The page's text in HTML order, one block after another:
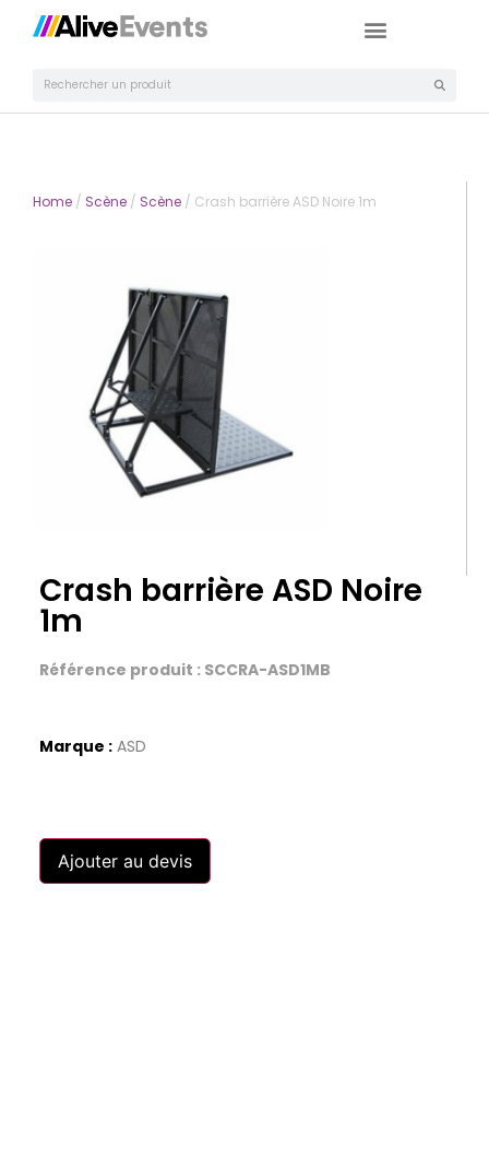
Home / Scène / Scène / Crash barrière ASD Noire 1m
Crash barrière ASD Noire
1m
Référence produit : SCCRA-ASD1MB
Marque : ASD
Ajouter au devis